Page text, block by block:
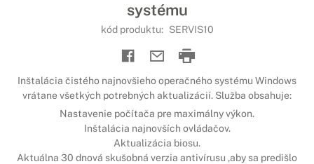
systému
kód produktu: SERVIS10
Inštalácia čistého najnovšieho operačného systému Windows
vrátane všetkých potrebných aktualizácií. Služba obsahuje:
Nastavenie počítača pre maximálny výkon.
Inštalácia najnovších ovládačov.
Aktualizácia biosu.
Aktuálna 30 dnová skušobná verzia antivírusu ,aby sa predišlo